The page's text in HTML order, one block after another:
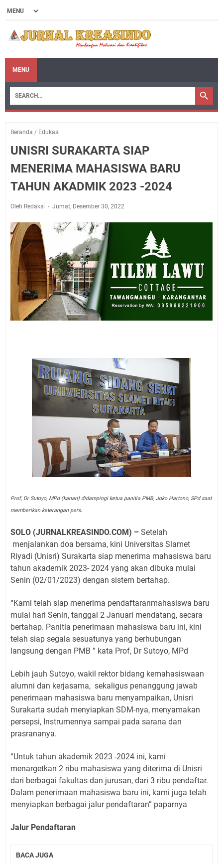
MENU
Beranda / Edukasi
UNISRI SURAKARTA SIAP
MENERIMA MAHASISWA BARU
TAHUN AKADMIK 2023 -2024
Oleh Redaksi Jumat, Desember 30, 2022
Prof, Dr Sutoyo, MPd (kanan) didampingi ketua panitia PMB, Joko Hartono, SPd saat
memberikan keterangan pers.
SOLO (JURNALKREASINDO.COM) – Setelah
menjalankan doa bersama, kini Universitas Slamet
Riyadi (Unisri) Surakarta siap menerima mahasiswa baru
tahun akademik 2023- 2024 yang akan dibuka mulai
Senin (02/01/2023) dengan sistem bertahap.
“Kami telah siap menerima pendaftaranmahasiswa baru
mulai hari Senin, tanggal 2 Januari mendatang, secara
bertahap. Panitia penerimaan mahasiswa baru ini, kini
telah siap segala sesuatunya yang berhubungan
langsung dengan PMB ” kata Prof, Dr Sutoyo, MPd
Lebih jauh Sutoyo, wakil rektor bidang kemahasiswaan
alumni dan kerjasama, sekaligus penanggung jawab
penerimaan mahasiswa baru menyampaikan, Unisri
Surakarta sudah menyiapkan SDM-nya, menyamakan
persepsi, Instrumennya sampai pada sarana dan
prasrananya.
“Untuk tahun akademik 2023 -2024 ini, kami
menargetkan 2 ribu mahasiswa yang diterima di Unisri
dari berbagai fakultas dan jurusan, dari 3 ribu pendaftar.
Dalam penerimaan mahasiswa baru ini, kami juga telah
menyiapkan berbagai jalur pendaftaran” paparnya
Jalur Pendaftaran
BACA JUGA